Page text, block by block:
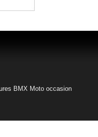
BMX Moto occasion